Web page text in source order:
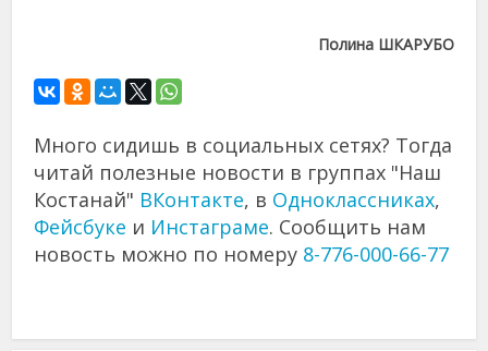
Полина ШКАРУБО
Много сидишь в социальных сетях? Тогда
читай полезные новости в группах "Наш
Костанай" ВКонтакте, в Одноклассниках,
Фейсбуке и Инстаграме. Сообщить нам
новость можно по номеру 8-776-000-66-77